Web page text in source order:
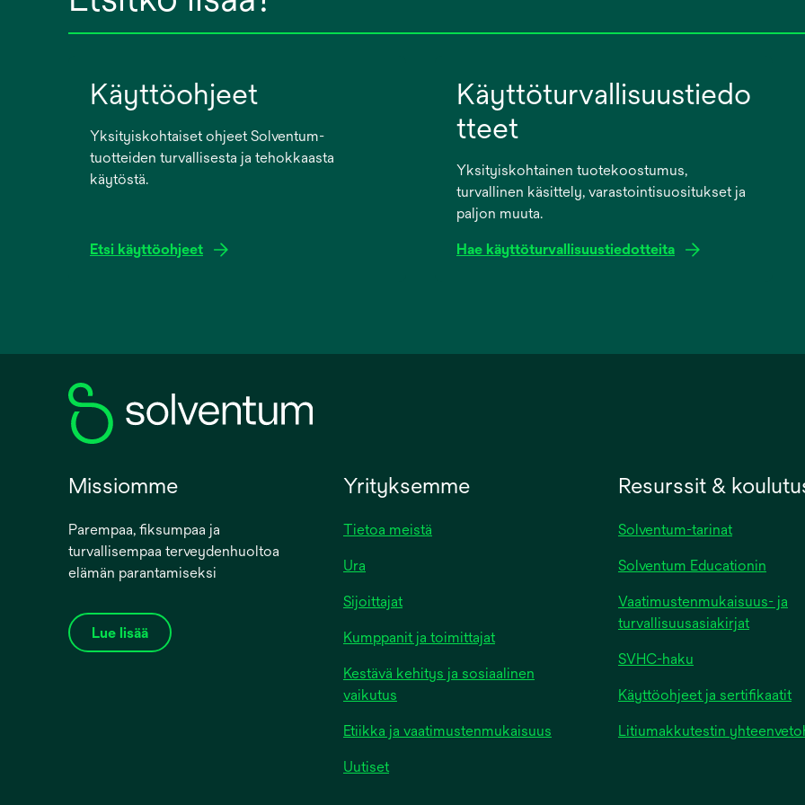
Käyttöohjeet
Yksityiskohtaiset ohjeet Solventum-
tuotteiden turvallisesta ja tehokkaasta
käytöstä.
Etsi käyttöohjeet
new
Käyttöturvallisuustiedo
tteet
Yksityiskohtainen tuotekoostumus,
turvallinen käsittely, varastointisuositukset ja
paljon muuta.
Hae käyttöturvallisuustiedotteita
new
Missiomme
Parempaa, fiksumpaa ja
turvallisempaa terveydenhuoltoa
elämän parantamiseksi
Lue lisää
Yrityksemme
Tietoa meistä
Ura
Sijoittajat
Kumppanit ja toimittajat
Kestävä kehitys ja sosiaalinen
vaikutus
Etiikka ja vaatimustenmukaisuus
Uutiset
Resurssit &
Solventum-tarinat
Solventum Educationin
Vaatimustenmukaisuus- ja
turvallisuusasiakirjat
SVHC-haku
Käyttöohjeet ja sertifikaatit
Litiumakkutestin